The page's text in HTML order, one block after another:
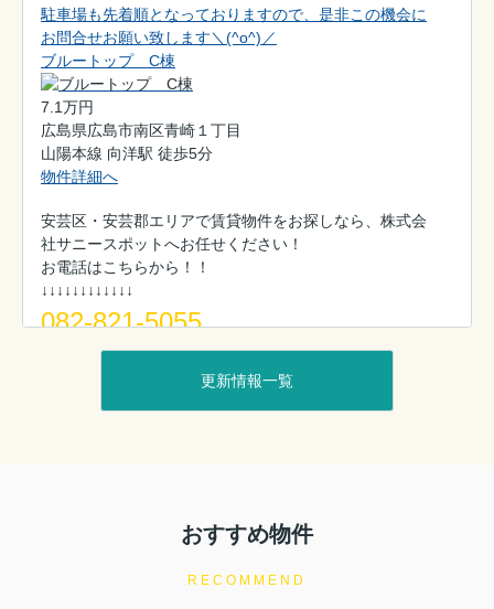
駐車場も先着順となっておりますので、是非この機会に
お問合せお願い致します＼(^o^)／
ブルートップ C棟
7.1万円
広島県広島市南区青崎１丁目
山陽本線 向洋駅 徒歩5分
物件詳細へ
安芸区・安芸郡エリアで賃貸物件をお探しなら、株式会
社サニースポットへお任せください！
お電話はこちらから！！
↓↓↓↓↓↓↓↓↓↓↓↓
082-821-5055
▼各エリアの物件一覧はこちらから！！
一人暮らし男性におすすめの賃貸物件とは？選び方をご
更新情報一覧
おすすめ物件
RECOMMEND